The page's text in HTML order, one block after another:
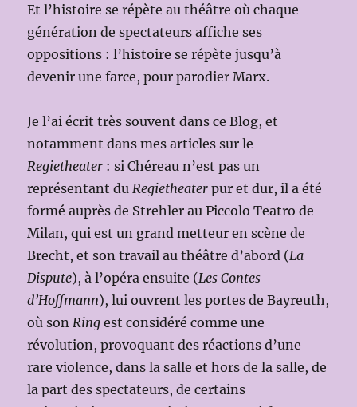
Et l’histoire se répète au théâtre où chaque
génération de spectateurs affiche ses
oppositions : l’histoire se répète jusqu’à
devenir une farce, pour parodier Marx.
Je l’ai écrit très souvent dans ce Blog, et
notamment dans mes articles sur le
Regietheater : si Chéreau n’est pas un
représentant du Regietheater pur et dur, il a été
formé auprès de Strehler au Piccolo Teatro de
Milan, qui est un grand metteur en scène de
Brecht, et son travail au théâtre d’abord (La
Dispute), à l’opéra ensuite (Les Contes
d’Hoffmann), lui ouvrent les portes de Bayreuth,
où son Ring est considéré comme une
révolution, provoquant des réactions d’une
rare violence, dans la salle et hors de la salle, de
la part des spectateurs, de certains